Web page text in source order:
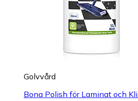
Golvvård
Bona Polish för Laminat och